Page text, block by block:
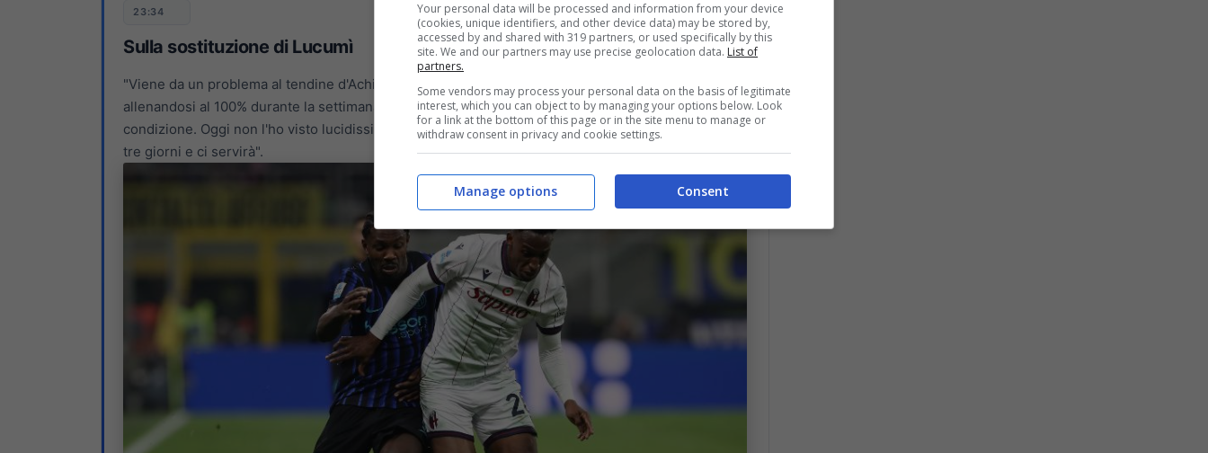
23:34
Sulla sostituzione di Lucumì
"Viene da un problema al tendine d'Achille che non gli permette di spingere molto. Non
allenandosi al 100% durante la settimana, può capitare che in partita non sempre sia in
condizione. Oggi non l'ho visto lucidissimo e ho preferito risparmiarlo, anche perché si gioca ogni
tre giorni e ci servirà".
Your personal data will be processed and information from your device
(cookies, unique identifiers, and other device data) may be stored by,
accessed by and shared with 319 partners, or used specifically by this
site. We and our partners may use precise geolocation data. List of
partners.
Some vendors may process your personal data on the basis of legitimate
interest, which you can object to by managing your options below. Look
for a link at the bottom of this page or in the site menu to manage or
withdraw consent in privacy and cookie settings.
Consent
Manage options